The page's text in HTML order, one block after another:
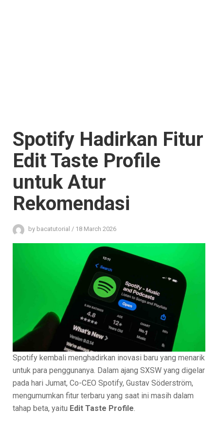
Spotify Hadirkan Fitur
Edit Taste Profile
untuk Atur
Rekomendasi
by bacatutorial / 18 March 2026
Spotify kembali menghadirkan inovasi baru yang menarik
untuk para penggunanya. Dalam ajang SXSW yang digelar
pada hari Jumat, Co-CEO Spotify, Gustav Söderström,
mengumumkan fitur terbaru yang saat ini masih dalam
tahap beta, yaitu Edit Taste Profile